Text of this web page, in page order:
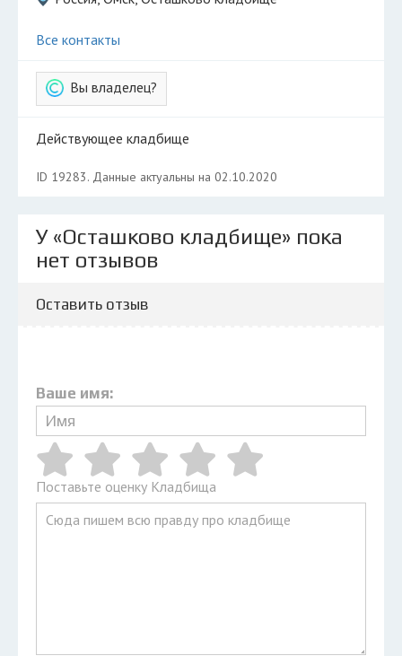
Все контакты
Вы владелец?
Действующее кладбище
ID 19283. Данные актуальны на 02.10.2020
У «Осташково кладбище» пока
нет отзывов
Оставить отзыв
Ваше имя:
Поставьте оценку Кладбища